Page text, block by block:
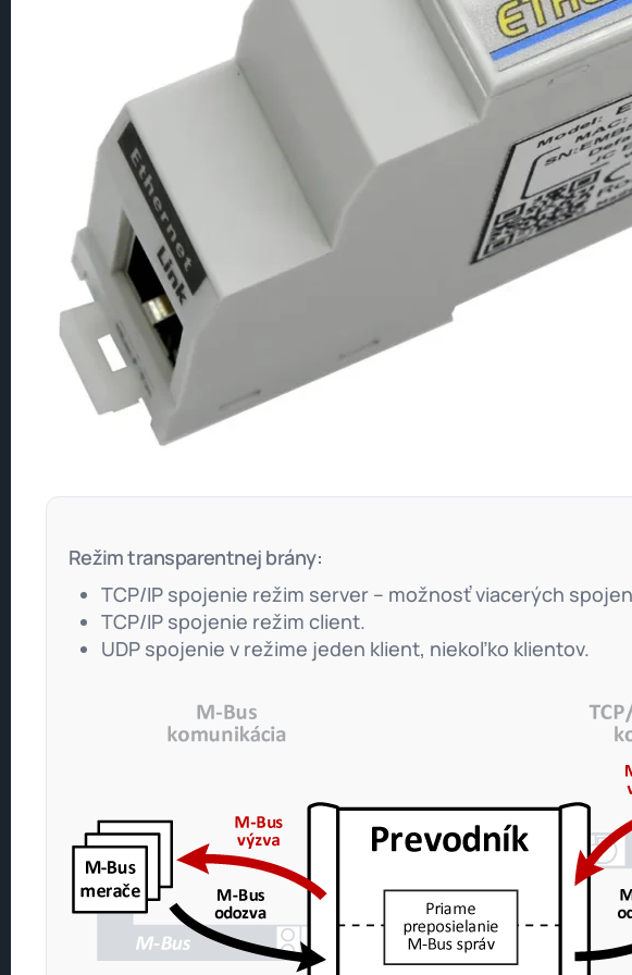
Režim transparentnej brány:
TCP/IP spojenie režim server – možnosť viacerých
TCP/IP spojenie režim client.
UDP spojenie v režime jeden klient, niekoľko klientov.